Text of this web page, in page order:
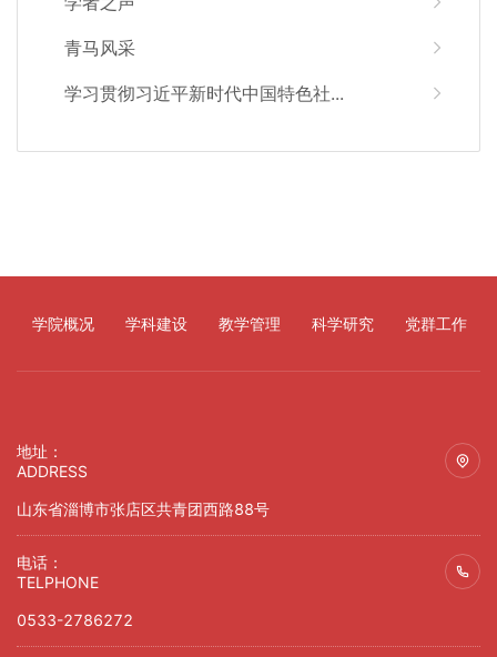
青马风采
学习贯彻习近平新时代中国特色社...
学院概况 学科建设 教学管理 科学研究 党群工作
地址：
ADDRESS
山东省淄博市张店区共青团西路88号
电话：
TELPHONE
0533-2786272